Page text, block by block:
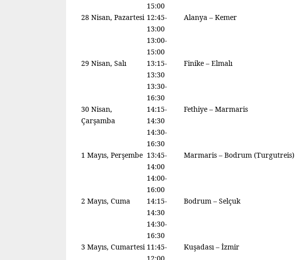
15:00
28 Nisan, Pazartesi 12:45-
13:00
13:00-
15:00
Alanya – Kemer
29 Nisan, Salı
13:15-
13:30
13:30-
16:30
Finike – Elmalı
30 Nisan,
Çarşamba
14:15-
14:30
14:30-
16:30
Fethiye – Marmaris
1 Mayıs, Perşembe 13:45-
14:00
14:00-
16:00
Marmaris – Bodrum (Turgutreis)
2 Mayıs, Cuma
14:15-
14:30
14:30-
16:30
Bodrum – Selçuk
3 Mayıs, Cumartesi 11:45-
12:00
Kuşadası – İzmir